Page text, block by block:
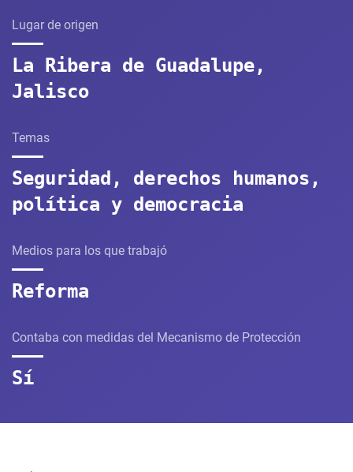
Lugar de origen
La Ribera de Guadalupe,
Jalisco
Temas
Seguridad, derechos humanos,
política y democracia
Medios para los que trabajó
Reforma
Contaba con medidas del Mecanismo de Protección
Sí